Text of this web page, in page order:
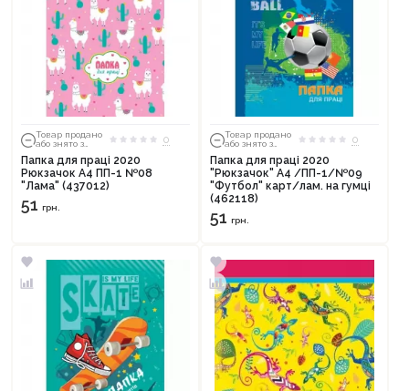
Товар продано
або знято з
0
Папка для праці 2020
Рюкзачок А4 ПП-1 №08
"Лама" (437012)
51 грн.
Товар продано
або знято з
0
Папка для праці 2020
"Рюкзачок" А4 /ПП-1/№09
"Футбол" карт/лам. на гумці
(462118)
51 грн.
Продовжити покупки
Оформити замовлення